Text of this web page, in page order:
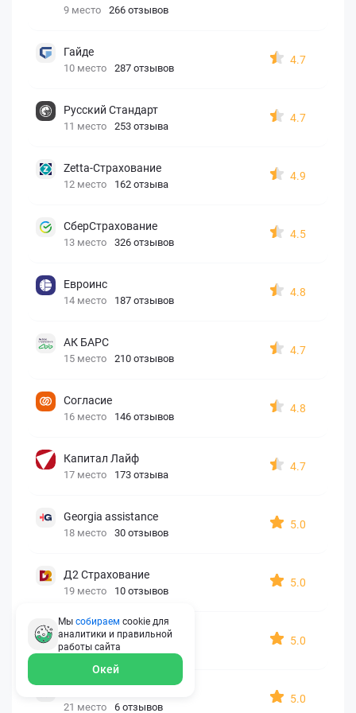
9 место 266 отзывов
Гайде
10 место 287 отзывов
4.7
Русский Стандарт
11 место 253 отзыва
4.7
Zetta-Страхование
12 место 162 отзыва
4.9
СберСтрахование
13 место 326 отзывов
4.5
Евроинс
14 место 187 отзывов
4.8
АК БАРС
15 место 210 отзывов
4.7
Согласие
16 место 146 отзывов
4.8
Капитал Лайф
17 место 173 отзыва
4.7
Georgia assistance
18 место 30 отзывов
5.0
Д2 Страхование
19 место 10 отзывов
5.0
АйАйСи
20 место 7 отзывов
5.0
21 место 6 отзывов
5.0
Мы собираем cookie для
аналитики и правильной
работы сайта
Окей